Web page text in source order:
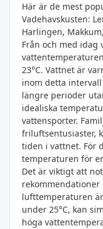
Här är de mest
Vadehavskusten:
Harlingen,
Från och med idag
23°C. Vattnet är
inom detta
längre perioder
idealiska
vattensporter.
friluftsentusiaster,
tiden i vattnet. För
temperaturen för
Det är viktigt att
rekommendationer
lufttemperaturen
under 25°C, kan
höga